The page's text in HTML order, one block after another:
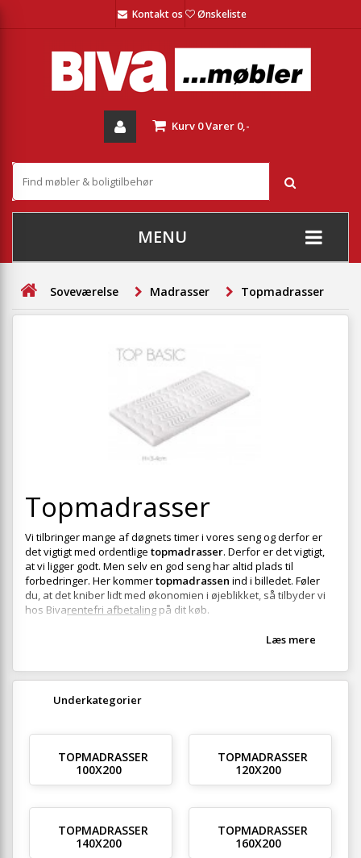
Kontakt os Ønskeliste
Kurv 0Varer 0,-
MENU
+
STUE
TÆPPER
HAVEMØBLER
ENTREMØBLER
Soveværelse Madrasser Topmadrasser
Topmadrasser
Vi tilbringer mange af døgnets timer i vores seng og derfor er
det vigtigt med ordentlige topmadrasser. Derfor er det vigtigt,
at vi ligger godt. Men selv en god seng har altid plads til
forbedringer. Her kommertopmadrassen ind i billedet. Føler
du, at det kniber lidt med økonomien i øjeblikket, så tilbyder vi
hos Bivarentefri afbetaling på dit køb.
Læs mere
Underkategorier
TOPMADRASSER
100X200
TOPMADRASSER
120X200
TOPMADRASSER
140X200
TOPMADRASSER
160X200